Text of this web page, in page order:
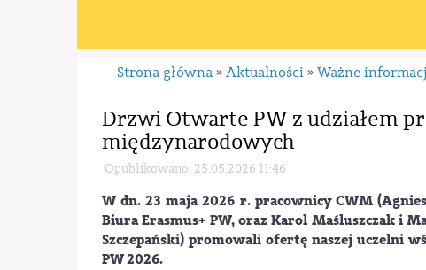
Strona główna » Aktualności » Ważne
Drzwi Otwarte PW z udziałem
międzynarodowych
Opublikowano: 25.05.2026 11:46
W dn. 23 maja 2026 r. pracownicy CWM
Biura Erasmus+ PW, oraz Karol Maśluszczak i
Szczepański) promowali ofertę naszej uczelni
PW 2026.